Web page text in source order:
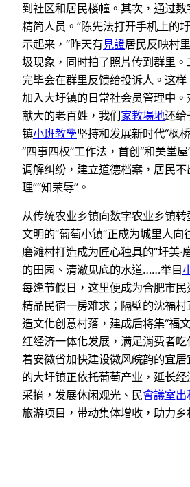
到社区和居民楼幢。其次，通过数
精简人员。”陈先法打开手机上的
示起来，“昨天有見證居民反映村
圾现象，同时拍了照片传到群里
完毕会在群里反馈给投诉人。这
加入大圩镇的日常社会员管理中
献大的老百姓，我们家教場地还给
镇小班教學坚持和发展新时代“枫
“四事四权”工作法，首创“和美堂
调解纠纷，建立道德档案，居民不
理”“知荣辱”。
从传统农业乡镇向数字农业乡镇
文明的“葡萄小镇”正成为城里人向
磨滩村打造成为匠心独具的“圩美·
的田园、清澈见底的水道……举目
每逢节假日，这里便成为合肥市民
精品民宿一房难求；隔壁的沈福
造文化创意村落，建成后将集“福
红经济一体化发展，满足消费者
着安徽省加快建设徽风皖韵的宜
的大圩镇正依托葡萄产业，延长
采摘，发展休闲观光、民會議室出
旅游项目，带动集体增收，助力乡